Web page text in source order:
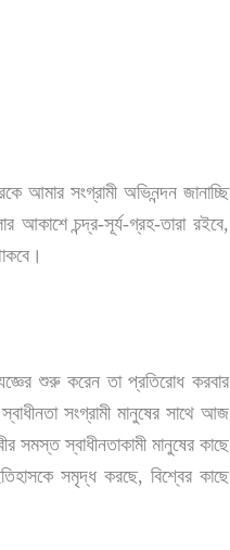
আমার সংগ্রামী অভিনন্দন জানাচ্ছি
আকাশে চন্দ্র-সূর্য-গ্রহ-তারা রইবে,
শুরু করেন তা প্রতিরোধ করবার
সংগ্রামী মানুষের সাথে আজ
সমস্ত স্বাধীনতাকামী মানুষের কাছে
সমৃদ্ধ করছে, বিশ্বের কাছে